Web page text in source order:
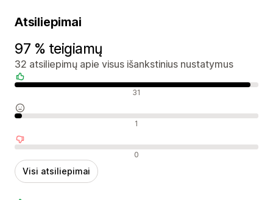
Atsiliepimai
97 % teigiamų
32 atsiliepimų apie visus išankstinius nustatymus
Teigiami atsiliepimai 31
Neutralūs atsiliepimai 1
Neigiami atsiliepimai 0
Visi atsiliepimai